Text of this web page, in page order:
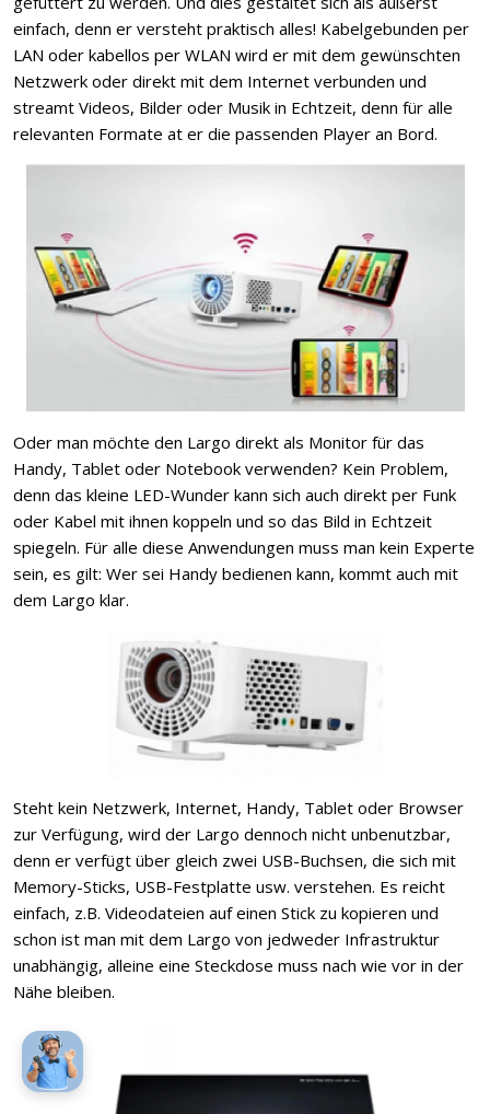
einfach, denn er versteht praktisch alles! Kabelgebunden per
LAN oder kabellos per WLAN wird er mit dem gewünschten
Netzwerk oder direkt mit dem Internet verbunden und
streamt Videos, Bilder oder Musik in Echtzeit, denn für alle
relevanten Formate at er die passenden Player an Bord.
Oder man möchte den Largo direkt als Monitor für das
Handy, Tablet oder Notebook verwenden? Kein Problem,
denn das kleine LED-Wunder kann sich auch direkt per Funk
oder Kabel mit ihnen koppeln und so das Bild in Echtzeit
spiegeln. Für alle diese Anwendungen muss man kein Experte
sein, es gilt: Wer sei Handy bedienen kann, kommt auch mit
dem Largo klar.
Steht kein Netzwerk, Internet, Handy, Tablet oder Browser
zur Verfügung, wird der Largo dennoch nicht unbenutzbar,
denn er verfügt über gleich zwei USB-Buchsen, die sich mit
Memory-Sticks, USB-Festplatte usw. verstehen. Es reicht
einfach, z.B. Videodateien auf einen Stick zu kopieren und
schon ist man mit dem Largo von jedweder Infrastruktur
unabhängig, alleine eine Steckdose muss nach wie vor in der
Nähe bleiben.